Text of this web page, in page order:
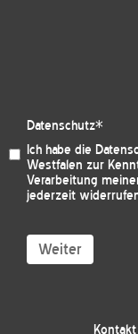
Datenschutz*
Ich habe die
Westfalen zur
Verarbeitung
jederzeit
Weiter
Kontakt